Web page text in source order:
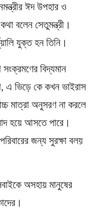
ঈদ উপহার ও
বলেন সেতুমন্ত্রী।
যুক্ত হন তিনি।
সংক্রমণের বিদ্যমান
এ ভিড়ে কে কখন ভাইরাস
মাত্রা অনুসরণ না করলে
হয়ে আসতে পারে।
জন্য সুরক্ষা বলয়
অসহায় মানুষের